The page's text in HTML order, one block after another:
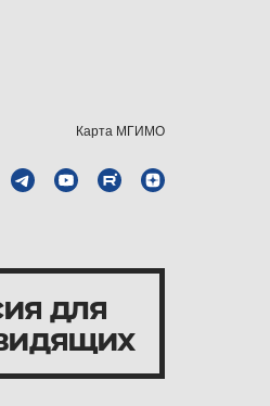
Карта МГИМО
для